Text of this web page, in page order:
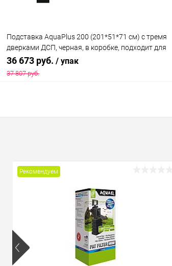
Подставка AquaPlus 200 (201*51*71 см) с тремя
дверками ДСП, черная, в коробке, подходит для
модели аквариума LUX П700
36 673 руб. / упак
37 807 руб.
Рекомендуем